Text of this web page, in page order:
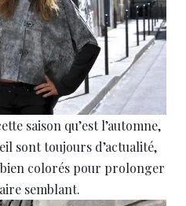
saison qu’est l’automne,
sont toujours d’actualité,
colorés pour prolonger
semblant.